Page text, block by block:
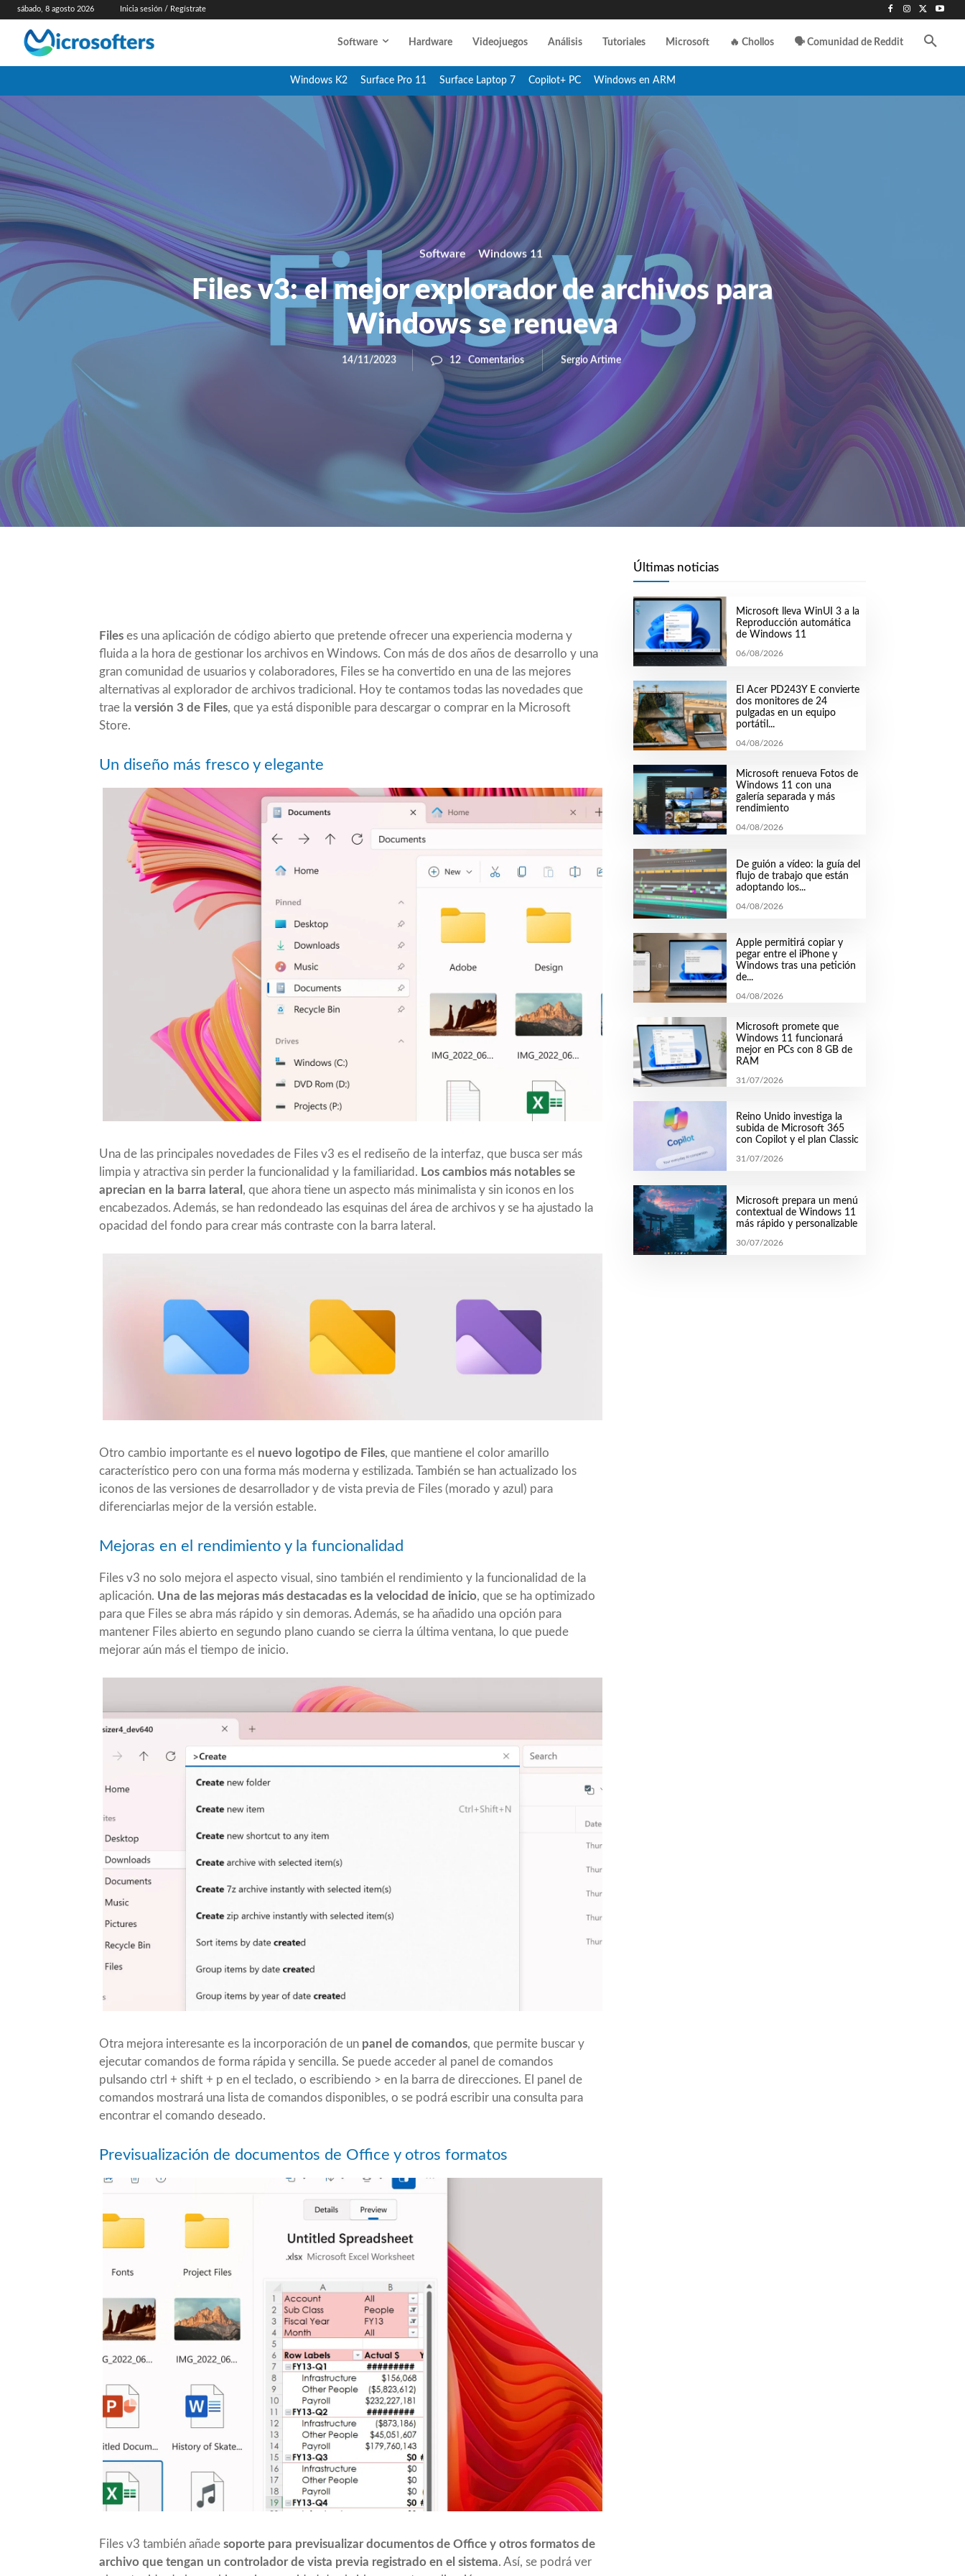
sábado, 8 agosto 2026 Inicia sesión / Regístrate
Software Hardware Videojuegos Análisis Tutoriales Microsoft 🔥 Chollos 🗣️ Comunidad de Reddit
Windows K2 Surface Pro 11 Surface Laptop 7 Copilot+ PC Windows en ARM
Software Windows 11
Files v3: el mejor explorador de archivos para
Windows se renueva
14/11/2023 12 Comentarios Sergio Artime
Files es una aplicación de código abierto que pretende ofrecer una experiencia moderna y
fluida a la hora de gestionar los archivos en Windows. Con más de dos años de desarrollo y una
gran comunidad de usuarios y colaboradores, Files se ha convertido en una de las mejores
alternativas al explorador de archivos tradicional. Hoy te contamos todas las novedades que
trae la versión 3 de Files, que ya está disponible para descargar o comprar en la Microsoft
Store.
Un diseño más fresco y elegante
Una de las principales novedades de Files v3 es el rediseño de la interfaz, que busca ser más
limpia y atractiva sin perder la funcionalidad y la familiaridad. Los cambios más notables se
aprecian en la barra lateral , que ahora tiene un aspecto más minimalista y sin iconos en los
encabezados. Además, se han redondeado las esquinas del área de archivos y se ha ajustado la
opacidad del fondo para crear más contraste con la barra lateral.
Otro cambio importante es el nuevo logotipo de Files, que mantiene el color amarillo
característico pero con una forma más moderna y estilizada. También se han actualizado los
iconos de las versiones de desarrollador y de vista previa de Files (morado y azul) para
diferenciarlas mejor de la versión estable.
Mejoras en el rendimiento y la funcionalidad
Files v3 no solo mejora el aspecto visual, sino también el rendimiento y la funcionalidad de la
aplicación. Una de las mejoras más destacadas es la velocidad de inicio, que se ha optimizado
para que Files se abra más rápido y sin demoras. Además, se ha añadido una opción para
mantener Files abierto en segundo plano cuando se cierra la última ventana, lo que puede
mejorar aún más el tiempo de inicio.
Otra mejora interesante es la incorporación de un panel de comandos, que permite buscar y
ejecutar comandos de forma rápida y sencilla. Se puede acceder al panel de comandos
pulsando ctrl + shift + p en el teclado, o escribiendo > en la barra de direcciones. El panel de
comandos mostrará una lista de comandos disponibles, o se podrá escribir una consulta para
encontrar el comando deseado.
Previsualización de documentos de Office y otros formatos
Files v3 también añade soporte para previsualizar documentos de Office y otros formatos de
archivo que tengan un controlador de vista previa registrado en el sistema. Así, se podrá ver
Últimas noticias
Microsoft lleva WinUI 3 a la
Reproducción automática
de Windows 11
06/08/2026
El Acer PD243Y E convierte
dos monitores de 24
pulgadas en un equipo
portátil...
04/08/2026
Microsoft renueva Fotos de
Windows 11 con una
galería separada y más
rendimiento
04/08/2026
De guión a vídeo: la guía del
flujo de trabajo que están
adoptando los...
04/08/2026
Apple permitirá copiar y
pegar entre el iPhone y
Windows tras una petición
de...
04/08/2026
Microsoft promete que
Windows 11 funcionará
mejor en PCs con 8 GB de
RAM
31/07/2026
Reino Unido investiga la
subida de Microsoft 365
con Copilot y el plan Classic
31/07/2026
Microsoft prepara un menú
contextual de Windows 11
más rápido y personalizable
30/07/2026